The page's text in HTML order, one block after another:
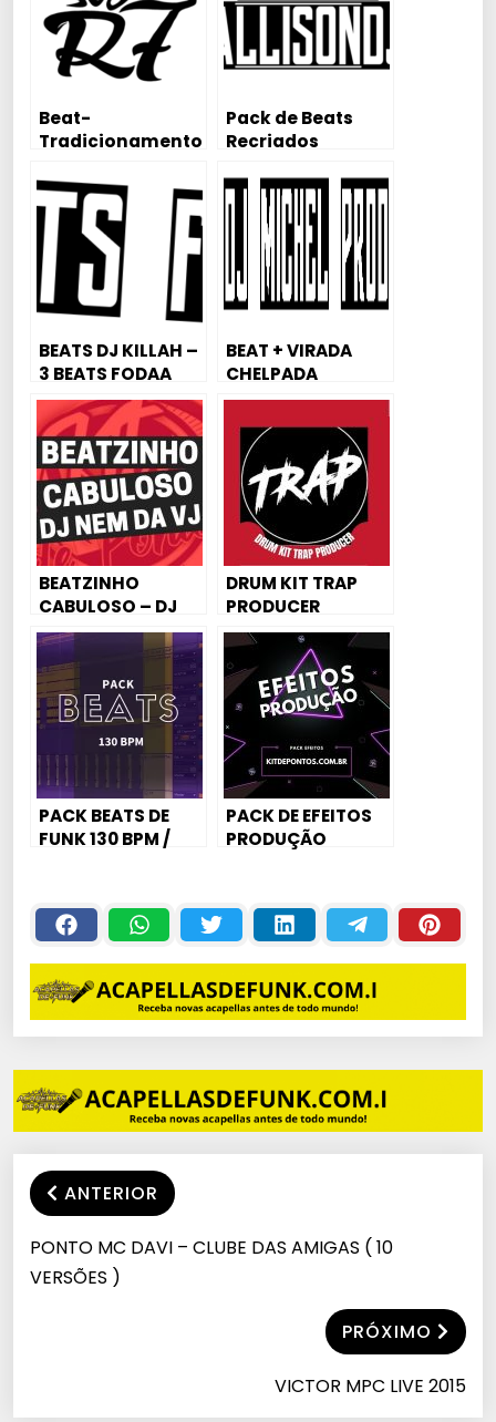
Beat-
Tradicionamento
Pack de Beats
Recriados
BEATS DJ KILLAH –
3 BEATS FODAA
BEAT + VIRADA
CHELPADA
[PESADOO] – DJ
MICHEL PROD
BEATZINHO
CABULOSO – DJ
NEM DA VJ
DRUM KIT TRAP
PRODUCER
PACK BEATS DE
FUNK 130 BPM /
PACK DE EFEITOS
PRODUÇÃO
ANTERIOR
PONTO MC DAVI – CLUBE DAS AMIGAS ( 10
VERSÕES )
PRÓXIMO
VICTOR MPC LIVE 2015